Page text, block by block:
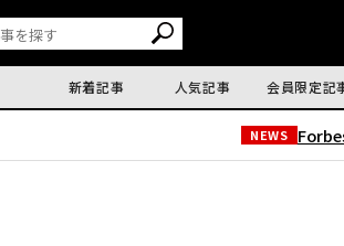
新着記事 人気記事 会員限定記
NEWS